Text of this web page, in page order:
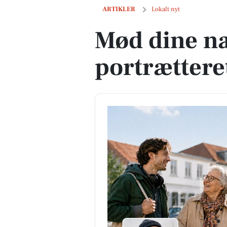
ARTIKLER Lokalt nyt
Mød dine naboer - bliv portrætteret på
Mød dine
portrætteret